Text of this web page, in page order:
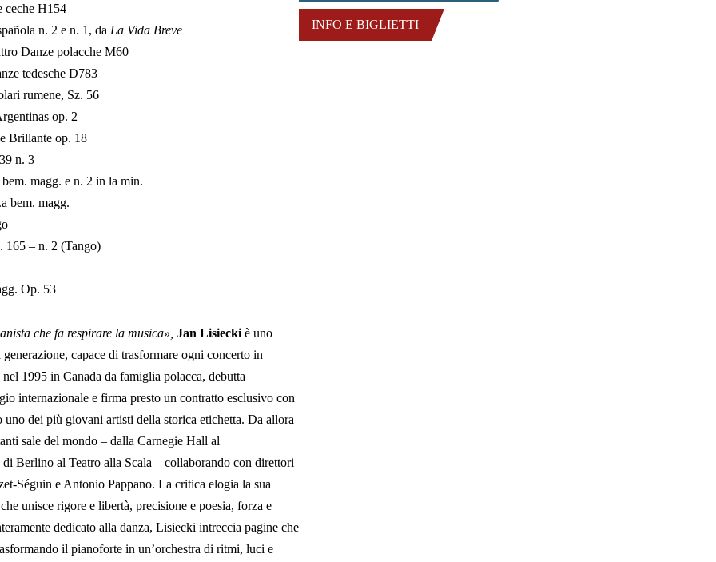
ceche H154
n. 2 e n. 1, da La Vida Breve
Danze polacche M60
tedesche D783
rumene, Sz. 56
op. 2
Brillante op. 18
n. 3
magg. e n. 2 in la min.
bem. magg.
165 – n. 2 (Tango)
Op. 53
che fa respirare la musica», Jan Lisiecki è uno
capace di trasformare ogni concerto in
1995 in Canada da famiglia polacca, debutta
internazionale e firma presto un contratto esclusivo con
dei più giovani artisti della storica etichetta. Da allora
sale del mondo – dalla Carnegie Hall al
Berlino al Teatro alla Scala – collaborando con direttori
Séguin e Antonio Pappano. La critica elogia la sua
unisce rigore e libertà, precisione e poesia, forza e
dedicato alla danza, Lisiecki intreccia pagine che
il pianoforte in un’orchestra di ritmi, luci e
INFO E BIGLIETTI